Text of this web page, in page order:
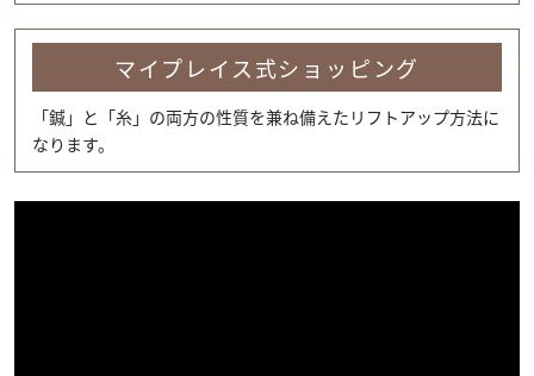
マイプレイス式ショッピング
「鍼」と「糸」の両方の性質を兼ね備えたリフトアップ方法に
なります。